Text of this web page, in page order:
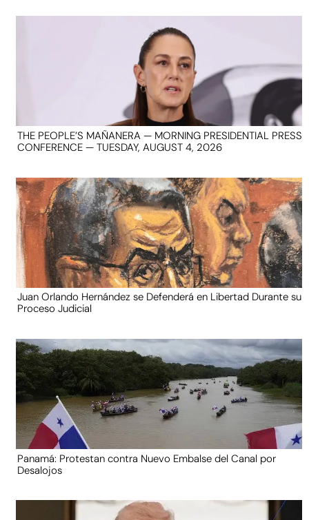
THE PEOPLE’S MAÑANERA — MORNING PRESIDENTIAL PRESS
CONFERENCE — TUESDAY, AUGUST 4, 2026
Juan Orlando Hernández se Defenderá en Libertad Durante su
Proceso Judicial
Panamá: Protestan contra Nuevo Embalse del Canal por
Desalojos